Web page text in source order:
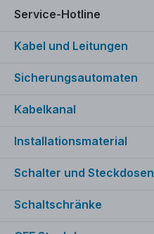
Service-Hotline
Kabel und Leitungen
Sicherungsautomaten
Kabelkanal
Installationsmaterial
Schalter und Steckdosen
Schaltschränke